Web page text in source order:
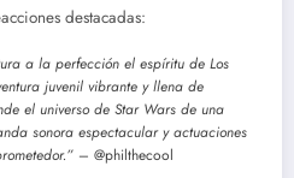
destacadas:
a la perfección el espíritu de Los
juvenil vibrante y llena de
el universo de Star Wars de una
sonora espectacular y actuaciones
– @philthecool